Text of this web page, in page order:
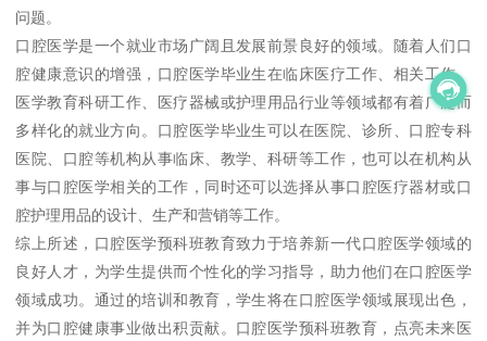
问题。
口腔医学是一个就业市场广阔且发展前景良好的领域。随着人们口
腔健康意识的增强，口腔医学毕业生在临床医疗工作、相关工作、
医学教育科研工作、医疗器械或护理用品行业等领域都有着广泛而
多样化的就业方向。口腔医学毕业生可以在医院、诊所、口腔专科
医院、口腔等机构从事临床、教学、科研等工作，也可以在机构从
事与口腔医学相关的工作，同时还可以选择从事口腔医疗器材或口
腔护理用品的设计、生产和营销等工作。
综上所述，口腔医学预科班教育致力于培养新一代口腔医学领域的
良好人才，为学生提供而个性化的学习指导，助力他们在口腔医学
领域成功。通过的培训和教育，学生将在口腔医学领域展现出色，
并为口腔健康事业做出积贡献。口腔医学预科班教育，点亮未来医